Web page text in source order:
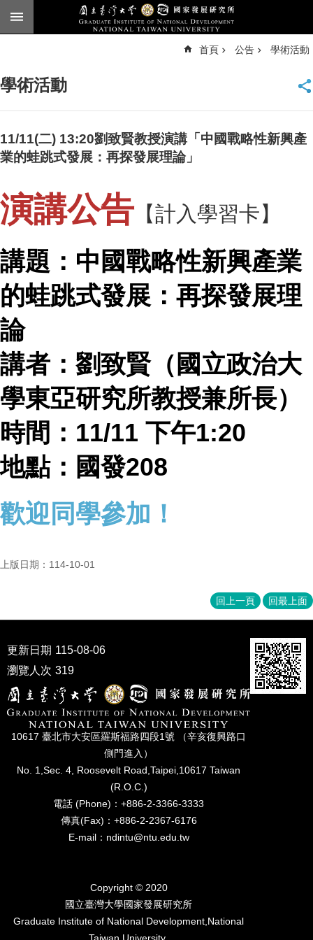
跳到主要內容區塊
臺
頁
English
告
本
簡
介
本
所
成
員
博
士
班
碩
士
在
專
班
術
國
發
研
究
期
刊
專
首頁 公告 學術活動
學術活動
11/11(二) 13:20劉致賢教授演講「中國戰略性新興產
業的蛙跳式發展：再探發展理論」
演講公告【計入學習卡】
講題：中國戰略性新興產業
的蛙跳式發展：再探發展理
論
講者：劉致賢（國立政治大
學東亞研究所教授兼所長）
時間： 11/11 下午1:20
地點：國發208
歡迎同學參加！
上版日期：114-10-01
回上一頁 回最上面
更新日期 115-08-06
瀏覽人次 319
10617 臺北市⼤安區羅斯福路四段1號 （辛亥復興路⼝
側⾨進入）
No. 1,Sec. 4, Roosevelt Road,Taipei,10617 Taiwan
(R.O.C.)
電話 (Phone)：+886-2-3366-3333
傳真(Fax)：+886-2-2367-6176
E-mail：ndintu@ntu.edu.tw
Copyright © 2020
國立臺灣⼤學國家發展研究所
Graduate Institute of National Development,National